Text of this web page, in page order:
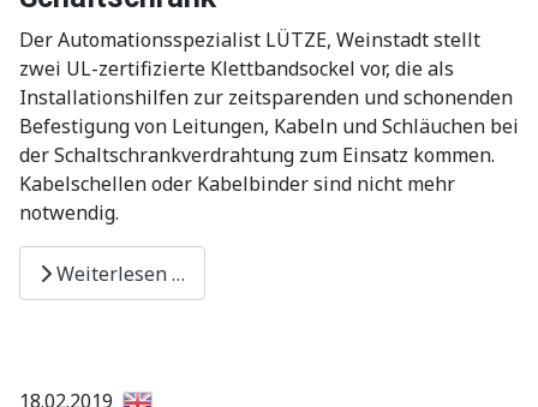
Der Automationsspezialist LÜTZE, Weinstadt stellt
zwei UL-zertifizierte Klettbandsockel vor, die als
Installationshilfen zur zeitsparenden und schonenden
Befestigung von Leitungen, Kabeln und Schläuchen bei
der Schaltschrankverdrahtung zum Einsatz kommen.
Kabelschellen oder Kabelbinder sind nicht mehr
notwendig.
Weiterlesen …
18.02.2019